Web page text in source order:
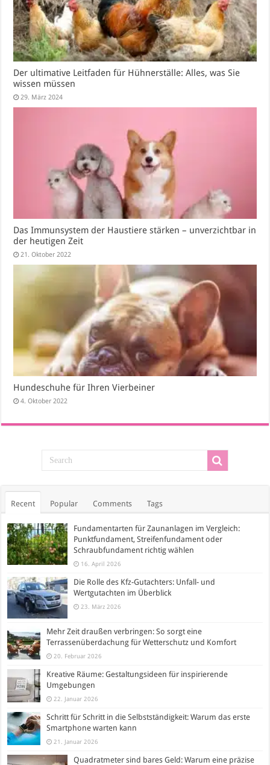
Der ultimative Leitfaden für Hühnerställe: Alles, was Sie
wissen müssen
29. März 2024
Das Immunsystem der Haustiere stärken – unverzichtbar in
der heutigen Zeit
21. Oktober 2022
Hundeschuhe für Ihren Vierbeiner
4. Oktober 2022
Recent Popular Comments Tags
Fundamentarten für Zaunanlagen im Vergleich:
Punktfundament, Streifenfundament oder
Schraubfundament richtig wählen
16. April 2026
Die Rolle des Kfz-Gutachters: Unfall- und
Wertgutachten im Überblick
23. März 2026
Mehr Zeit draußen verbringen: So sorgt eine
Terrassenüberdachung für Wetterschutz und Komfort
20. Februar 2026
Kreative Räume: Gestaltungsideen für inspirierende
Umgebungen
22. Januar 2026
Schritt für Schritt in die Selbstständigkeit: Warum das erste
Smartphone warten kann
21. Januar 2026
Quadratmeter sind bares Geld: Warum eine präzise